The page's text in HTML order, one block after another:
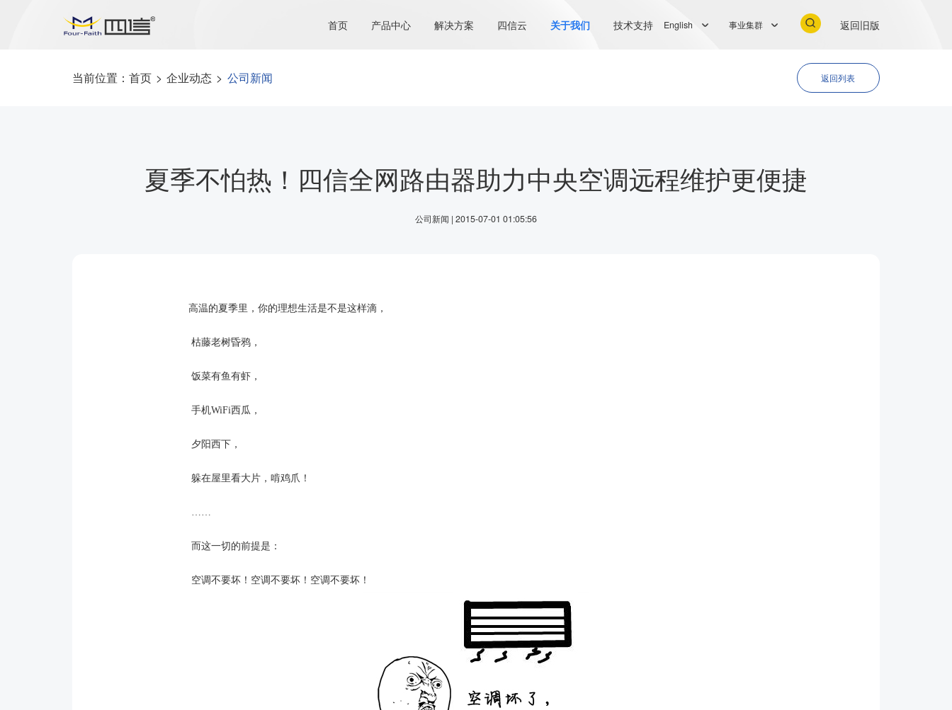
首页 产品中心 解决方案 四信云 关于我们 技术支持 English 事业集群 返回旧版
当前位置： 首页 > 企业动态 > 公司新闻 返回列表
夏季不怕热！四信全网路由器助力中央空调远程维护更便捷
公司新闻 | 2015-07-01 01:05:56
高温的夏季里，你的理想生活是不是这样滴，
枯藤老树昏鸦，
饭菜有鱼有虾，
手机WiFi西瓜，
夕阳西下，
躲在屋里看大片，啃鸡爪！
而这一切的前提是：
空调不要坏！空调不要坏！空调不要坏！